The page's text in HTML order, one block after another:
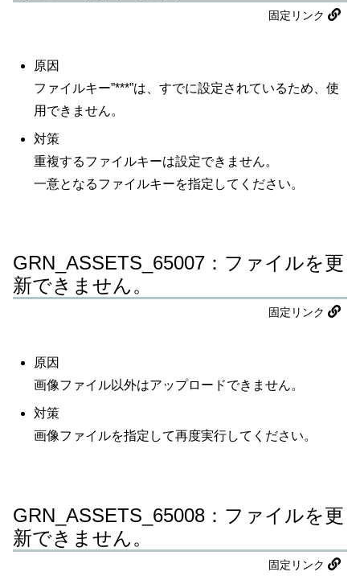
固定リンク
原因
ファイルキー”***”は、すでに設定されているため、使
用できません。
対策
重複するファイルキーは設定できません。
一意となるファイルキーを指定してください。
GRN_ASSETS_65007：ファイルを更
新できません。
固定リンク
原因
画像ファイル以外はアップロードできません。
対策
画像ファイルを指定して再度実行してください。
GRN_ASSETS_65008：ファイルを更
新できません。
固定リンク